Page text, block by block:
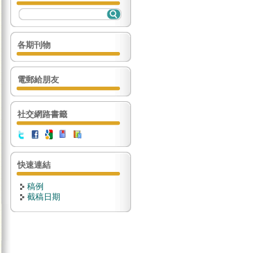
各期刊物
電郵給朋友
社交網路書籤
快速連結
稿例
截稿日期